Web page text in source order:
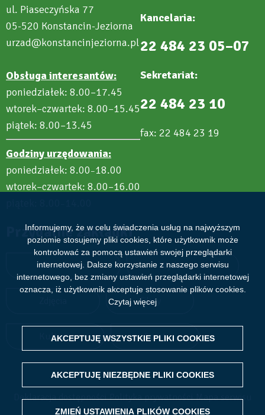
Informujemy, że w celu świadczenia usług na najwyższym
poziomie stosujemy pliki cookies, które użytkownik może
kontrolować za pomocą ustawień swojej przeglądarki
internetowej. Dalsze korzystanie z naszego serwisu
internetowego, bez zmiany ustawień przeglądarki internetowej
oznacza, iż użytkownik akceptuje stosowanie plików cookies.
Czytaj więcej
AKCEPTUJĘ WSZYSTKIE PLIKI COOKIES
AKCEPTUJĘ NIEZBĘDNE PLIKI COOKIES
WITHDRAW CONSENT
ZMIEŃ USTAWIENIA PLIKÓW COOKIES
ul. Piaseczyńska 77
05-520 Konstancin-Jeziorna
urzad@konstancinjeziorna.pl
Obsługa interesantów:
poniedziałek: 8.00–17.45
wtorek–czwartek: 8.00–15.45
piątek: 8.00–13.45
Godziny urzędowania:
poniedziałek: 8.00–18.00
wtorek–czwartek: 8.00–16.00
Kancelaria:
22 484 23 05–07
Sekretariat:
22 484 23 10
fax: 22 484 23 19
Przydatne zakładki
Aktualności Wydarzenia
Filmy
Kultura Sport
Deklaracja dostępności Polityka prywatności Mapa serwisu